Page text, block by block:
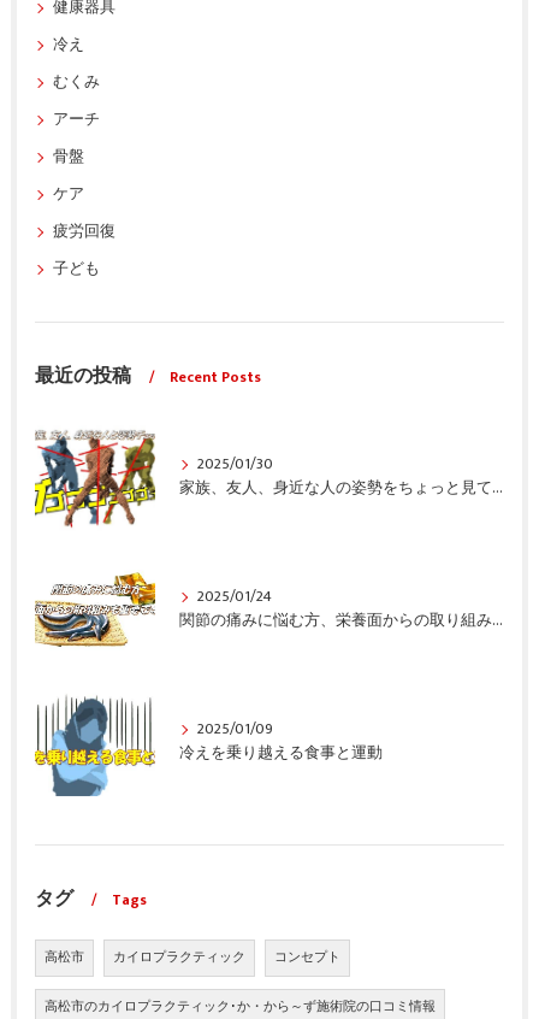
健康器具
冷え
むくみ
アーチ
骨盤
ケア
疲労回復
子ども
最近の投稿 Recent Posts
2025/01/30
家族、友人、身近な人の姿勢をちょっと見てみませんか？
2025/01/24
関節の痛みに悩む方、栄養面からの取り組みも重要ですよ！
2025/01/09
冷えを乗り越える食事と運動
タグ Tags
高松市 カイロプラクティック コンセプト
高松市のカイロプラクティック･か・から～ず施術院の口コミ情報